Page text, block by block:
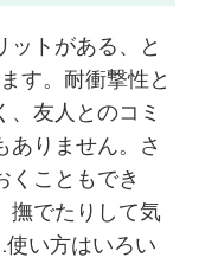
ットがある、と
す。耐衝撃性と
、友人とのコミ
ありません。さ
くこともでき
撫でたりして気
い方はいろい